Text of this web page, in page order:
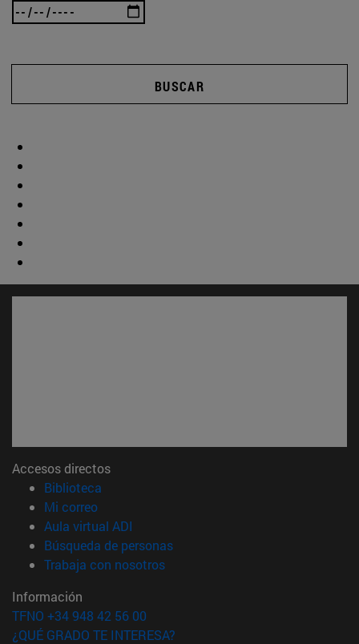
BUSCAR
Accesos directos
Biblioteca
Mi correo(abre en nueva ventana)
Aula virtual ADI
Búsqueda de personas(abre en nueva ventana)
Trabaja con nosotros(abre en nueva ventana)
Información
TFNO +34 948 42 56 00
¿QUÉ GRADO TE INTERESA?